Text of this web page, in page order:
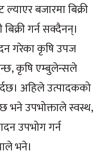
बजारमा बिक्री
गर्न सक्दैनन्।
गरेका कृषि उपज
कृषि एम्बुलेन्सले
अहिले उत्पादकको
छ भने उपभोक्ताले स्वस्थ,
उपभोग गर्न
भने।